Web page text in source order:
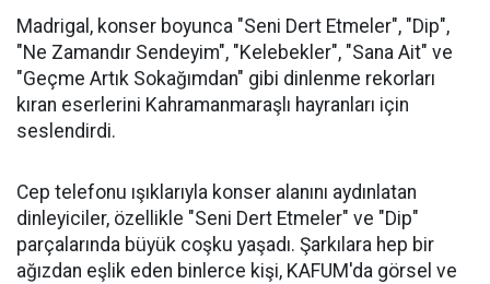
Madrigal, konser boyunca "Seni Dert Etmeler", "Dip",
"Ne Zamandır Sendeyim", "Kelebekler", "Sana Ait" ve
"Geçme Artık Sokağımdan" gibi dinlenme rekorları
kıran eserlerini Kahramanmaraşlı hayranları için
seslendirdi.
Cep telefonu ışıklarıyla konser alanını aydınlatan
dinleyiciler, özellikle "Seni Dert Etmeler" ve "Dip"
parçalarında büyük coşku yaşadı. Şarkılara hep bir
ağızdan eşlik eden binlerce kişi, KAFUM'da görsel ve